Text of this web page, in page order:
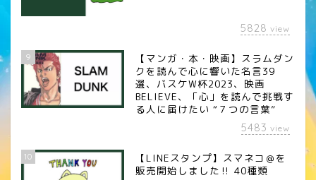
5828 view
9
【マンガ・本・映画】スラムダン
クを読んで心に響いた名言39
選、バスケW杯2023、映画
BELIEVE、「心」を読んで挑戦す
る人に届けたい “７つの言葉”
5483 view
10
【LINEスタンプ】スマネコ＠を
販売開始しました‼︎ 40種類